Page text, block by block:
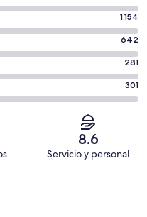
1,154
642
281
301
8.6
Servicio y personal